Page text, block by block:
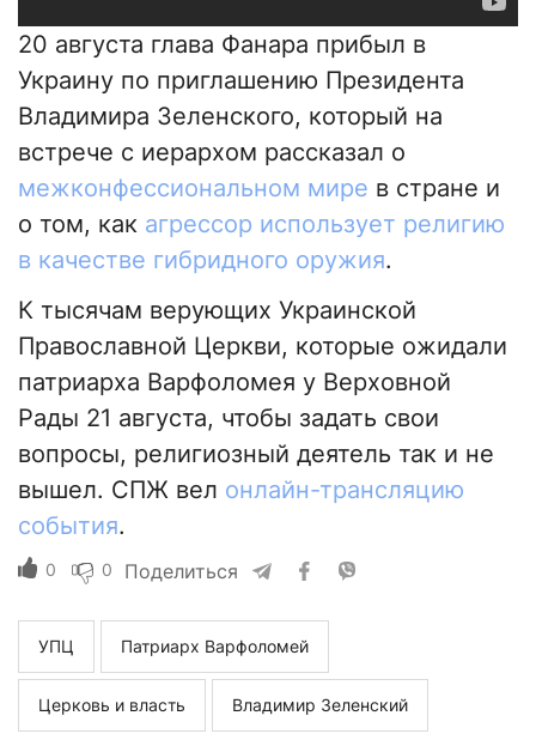
20 августа глава Фанара прибыл в
Украину по приглашению Президента
Владимира Зеленского, который на
встрече с иерархом рассказал о
межконфессиональном мире в стране и
о том, как агрессор использует религию
в качестве гибридного оружия.
К тысячам верующих Украинской
Православной Церкви, которые ожидали
патриарха Варфоломея у Верховной
Рады 21 августа, чтобы задать свои
вопросы, религиозный деятель так и не
вышел. СПЖ вел онлайн-трансляцию
события.
0 0 Поделиться
УПЦ Патриарх Варфоломей
Церковь и власть Владимир Зеленский